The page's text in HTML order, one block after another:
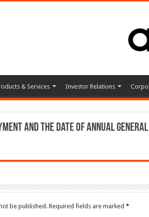
& Services Investor Relations
and the date of Annual
be published. Required fields are marked *